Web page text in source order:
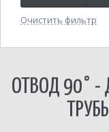
Очистить фильтр
ОТВОД 90° -